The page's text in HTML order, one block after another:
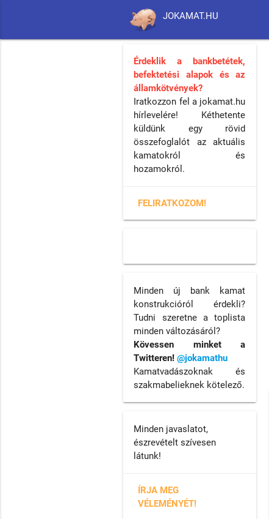
JOKAMAT.HU
Érdeklik a bankbetétek,
befektetési alapok és az
államkötvények?
Iratkozzon fel a jokamat.hu
hírlevelére! Kéthetente
küldünk egy rövid
összefoglalót az aktuális
kamatokról és
hozamokról.
FELIRATKOZOM!
Minden új bank kamat
konstrukcióról érdekli?
Tudni szeretne a toplista
minden változásáról?
Kövessen minket a
Twitteren!@jokamathu
Kamatvadászoknak és
szakmabelieknek kötelező.
Minden javaslatot,
észrevételt szívesen
látunk!
ÍRJA MEG
VÉLEMÉNYÉT!